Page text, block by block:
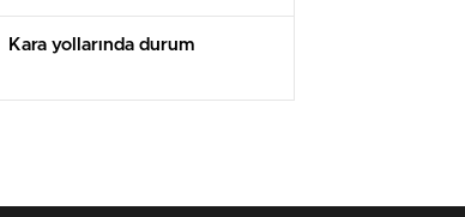
Kara yollarında durum